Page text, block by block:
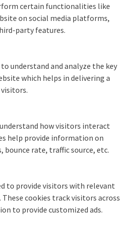
certain functionalities like
on social media platforms,
party features.
understand and analyze the key
which helps in delivering a
how visitors interact
help provide information on
rate, traffic source, etc.
to provide visitors with relevant
cookies track visitors across
to provide customized ads.